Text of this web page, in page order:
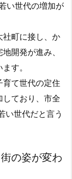
い世代の増加が
社町に接し、か
開発が進み、
す。
育て世代の定住
ており、市全
い世代だと言う
の姿が変わ